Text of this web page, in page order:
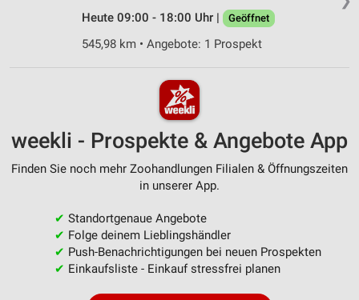
Heute 09:00 - 18:00 Uhr |
Geöffnet
545,98 km • Angebote: 1 Prospekt
weekli - Prospekte & Angebote App
Finden Sie noch mehr Zoohandlungen Filialen & Öffnungszeiten
in unserer App.
✔ Standortgenaue Angebote
✔ Folge deinem Lieblingshändler
✔ Push-Benachrichtigungen bei neuen Prospekten
✔ Einkaufsliste - Einkauf stressfrei planen